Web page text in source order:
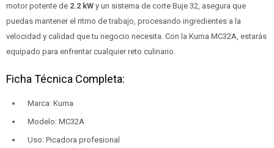
motor potente de 2.2 kW y un sistema de corte Buje 32, asegura que
puedas mantener el ritmo de trabajo, procesando ingredientes a la
velocidad y calidad que tu negocio necesita. Con la Kuma MC32A, estarás
equipado para enfrentar cualquier reto culinario.
Ficha Técnica Completa:
Marca: Kuma
Modelo: MC32A
Uso: Picadora profesional